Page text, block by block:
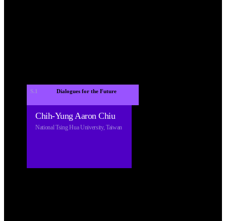
S.1 Dialogues for the Future
Chih-Yung Aaron Chiu
National Tsing Hua University, Taiwan